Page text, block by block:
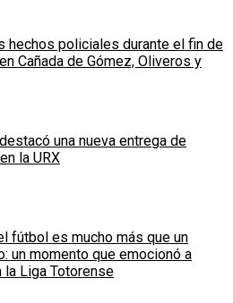
hechos policiales durante el fin de
Cañada de Gómez, Oliveros y
una nueva entrega de
la URX
fútbol es mucho más que un
un momento que emocionó a
la Liga Totorense